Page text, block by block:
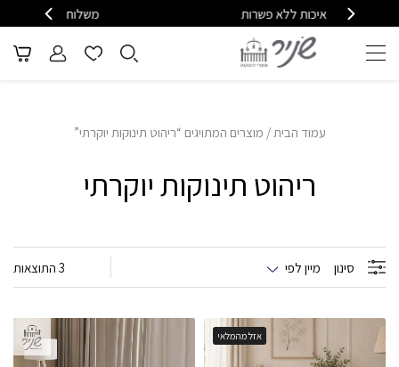
עמוד הבית/ מוצרים המתויגים “ריהוט תינוקות יוקרתי”
ריהוט תינוקות יוקרתי
סינון מיין לפי 3 התוצאות
אזל מהמלאי